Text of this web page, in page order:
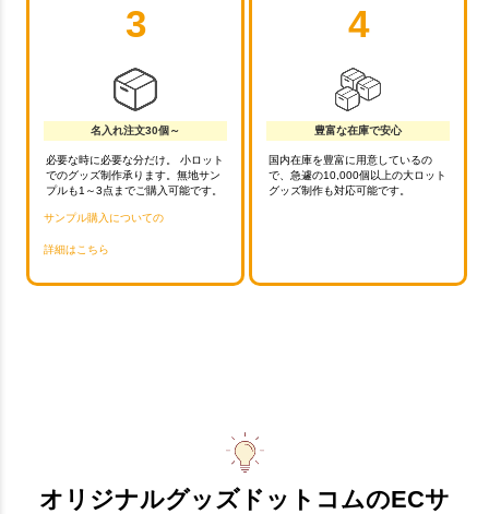
3
名入れ注文30個～
必要な時に必要な分だけ。 小ロット
でのグッズ制作承ります。無地サン
プルも1～3点までご購入可能です。
サンプル購入についての
詳細はこちら
4
豊富な在庫で安心
国内在庫を豊富に用意しているの
で、急遽の10,000個以上の大ロット
グッズ制作も対応可能です。
オリジナルグッズドットコムのECサ